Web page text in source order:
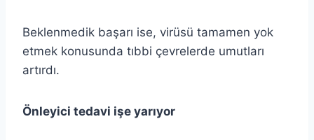
Beklenmedik başarı ise, virüsü tamamen yok
etmek konusunda tıbbi çevrelerde umutları
artırdı.
Önleyici tedavi işe yarıyor